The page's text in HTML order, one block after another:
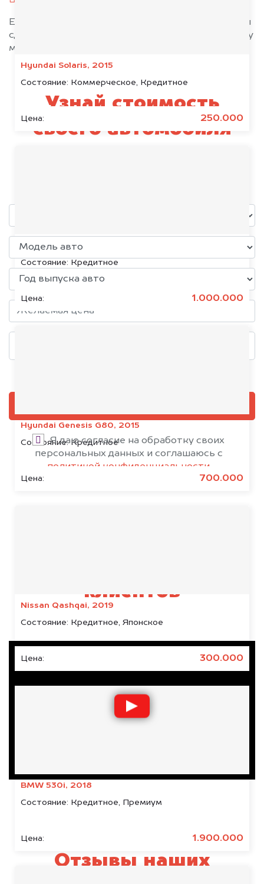
Hyundai Solaris, 2015
Состояние: Коммерческое, Кредитное
Цена: 250.000
KIA K5, 2020
Состояние: Кредитное
Цена: 1.000.000
Hyundai Genesis G80, 2015
Состояние:Кредитное
Цена: 700.000
Nissan Qashqai, 2019
Состояние: Кредитное, Японское
Цена: 300.000
BMW 530i, 2018
Состояние: Кредитное, Премиум
Цена: 1.900.000
Если у вас нет всех документов, то наши юристы
сделают всё возможное, чтобы оформить сделку
максимально быстро!
Узнай стоимость
своего автомобиля
Я даю согласие на обработку своих
персональных данных и соглашаюсь с
политикой конфиденциальности
клиентов
Отзывы наших